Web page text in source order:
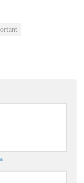
*